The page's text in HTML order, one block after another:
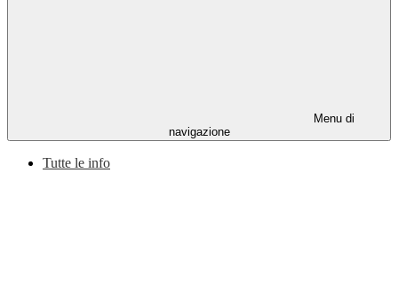
Menu di
navigazione
Tutte le info